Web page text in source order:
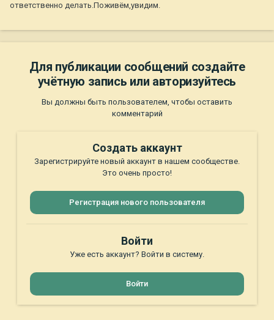
ответственно делать.Поживём,увидим.
Для публикации сообщений создайте
учётную запись или авторизуйтесь
Вы должны быть пользователем, чтобы оставить
комментарий
Создать аккаунт
Зарегистрируйте новый аккаунт в нашем сообществе.
Это очень просто!
Регистрация нового пользователя
Войти
Уже есть аккаунт? Войти в систему.
Войти